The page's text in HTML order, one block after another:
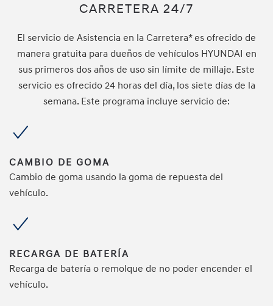
CARRETERA 24/7
El servicio de Asistencia en la Carretera* es ofrecido de
manera gratuita para dueños de vehículos HYUNDAI en
sus primeros dos años de uso sin límite de millaje. Este
servicio es ofrecido 24 horas del día, los siete días de la
semana. Este programa incluye servicio de:
CAMBIO DE GOMA
Cambio de goma usando la goma de repuesta del
vehículo.
RECARGA DE BATERÍA
Recarga de batería o remolque de no poder encender el
vehículo.